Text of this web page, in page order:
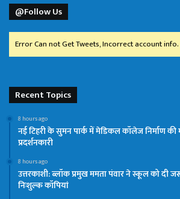
@Follow Us
Error Can not Get Tweets, Incorrect account info.
Recent Topics
8 hours ago
नई टिहरी के सुमन पार्क में मेडिकल कॉलेज निर्माण
प्रदर्शनकारी
8 hours ago
उत्तरकाशी: ब्लॉक प्रमुख ममता पंवार ने स्कूल को दी
निःशुल्क कॉपियां